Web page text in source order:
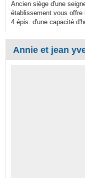
Ancien siège d'une
établissement vous offre
4 épis. d'une capacité
Annie et jean